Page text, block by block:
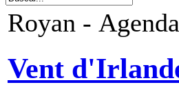
Royan - Agenda
Vent